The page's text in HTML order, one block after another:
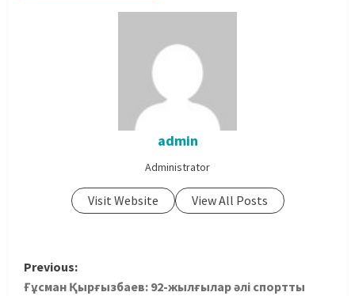
admin
Administrator
Visit Website View All Posts
Previous:
Ғұсман Қырғызбаев: 92-жылғылар әлі спортты